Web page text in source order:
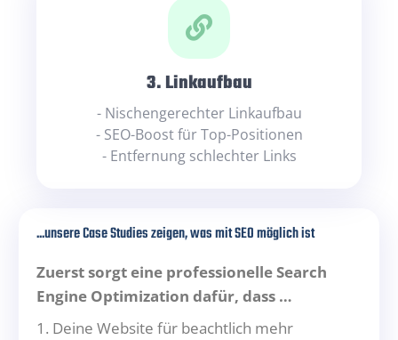
3. Linkaufbau
- Nischengerechter Linkaufbau
- SEO-Boost für Top-Positionen
- Entfernung schlechter Links
...unsere Case Studies zeigen, was mit SEO möglich ist
Zuerst sorgt eine professionelle Search
Engine Optimization dafür, dass …
1. Deine Website für beachtlich mehr